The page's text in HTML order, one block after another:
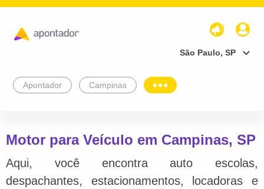
São Paulo, SP
Apontador Campinas
Motor para Veículo em Campinas, SP
Aqui, você encontra auto escolas,
despachantes, estacionamentos, locadoras e